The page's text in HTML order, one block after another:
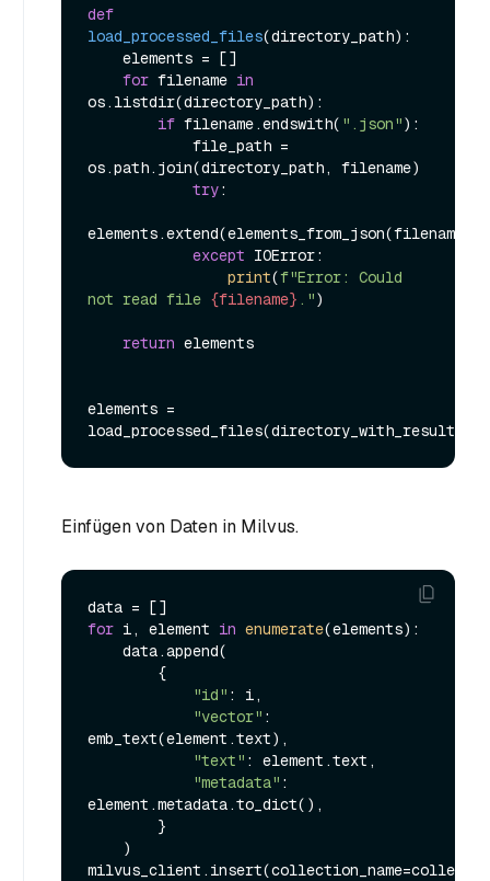
def
load_processed_files(directory_path):
for filename in
os.listdir(directory_path):
if filename.endswith( ".json"):
os.path.join(directory_path, filename)
try:
except IOError:
print(f"Error: Could
not read file {filename} .")
return elements
elements =
Einfügen von Daten in Milvus.
for i, element in enumerate(elements):
"id" : i,
"vector" :
emb_text(element.text),
"text" : element.text,
"metadata" :
element.metadata.to_dict(),